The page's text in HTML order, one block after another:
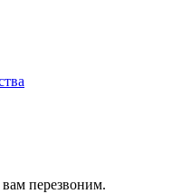
перезвоним.